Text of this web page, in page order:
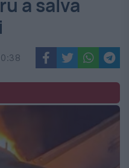
a salva